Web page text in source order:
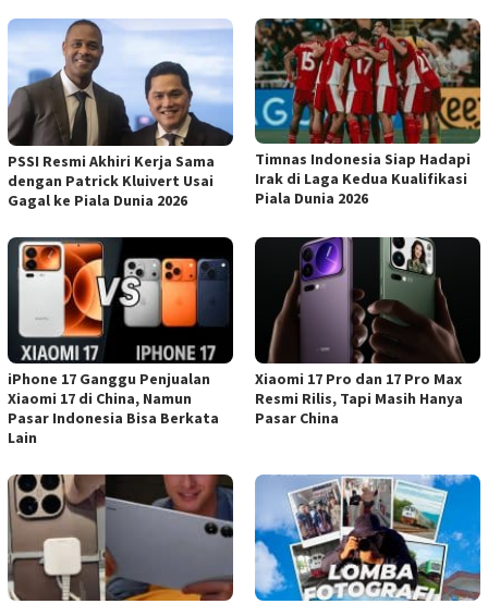
PSSI Resmi Akhiri Kerja Sama
dengan Patrick Kluivert Usai
Gagal ke Piala Dunia 2026
Timnas Indonesia Siap Hadapi
Irak di Laga Kedua Kualifikasi
Piala Dunia 2026
iPhone 17 Ganggu Penjualan
Xiaomi 17 di China, Namun
Pasar Indonesia Bisa Berkata
Lain
Xiaomi 17 Pro dan 17 Pro Max
Resmi Rilis, Tapi Masih Hanya
Pasar China